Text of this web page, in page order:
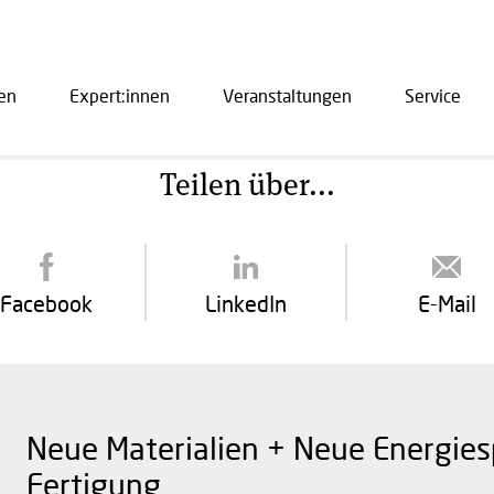
Expert:innen Veranstaltungen Service
Teilen über...
Facebook LinkedIn E-Mail
Neue Materialien + Neue
Fertigung